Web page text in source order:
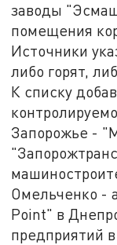
заводы
помещения
Источники
либо горят,
К списку
Запорожье -
Омельченко -
Point" в
предприятий